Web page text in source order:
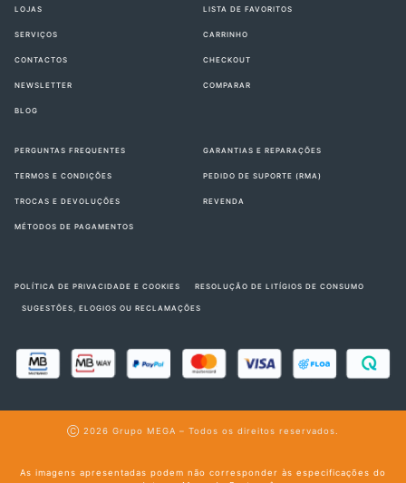
LOJAS
SERVIÇOS
CONTACTOS
NEWSLETTER
BLOG
LISTA DE FAVORITOS
CARRINHO
CHECKOUT
COMPARAR
PERGUNTAS FREQUENTES
TERMOS E CONDIÇÕES
TROCAS E DEVOLUÇÕES
MÉTODOS DE PAGAMENTOS
GARANTIAS E REPARAÇÕES
PEDIDO DE SUPORTE (RMA)
REVENDA
POLÍTICA DE PRIVACIDADE E COOKIES RESOLUÇÃO DE LITÍGIOS DE CONSUMO
SUGESTÕES, ELOGIOS OU RECLAMAÇÕES
Ⓒ 2026 Grupo MEGA – Todos os direitos reservados.
As imagens apresentadas podem não corresponder às especificações do